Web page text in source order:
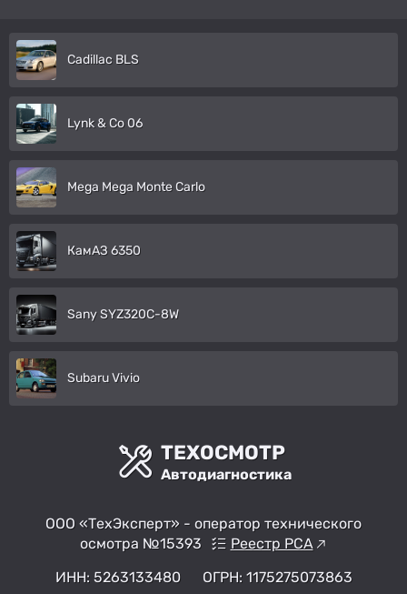
Cadillac BLS
Lynk & Co 06
Mega Mega Monte Carlo
КамАЗ 6350
Sany SYZ320C-8W
Subaru Vivio
ТЕХОСМОТР
Автодиагностика
ООО «ТехЭксперт» - оператор технического
осмотра №15393
Реестр РСА
ИНН: 5263133480
ОГРН: 1175275073863